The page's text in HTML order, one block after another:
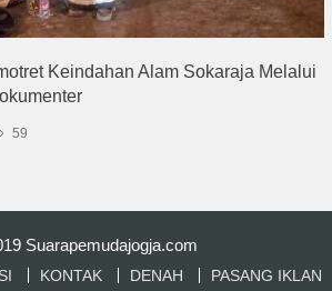
Keindahan Alam Sokaraja Melalui
59
Suarapemudajogja.com
KONTAK DENAH PASANG IKLAN